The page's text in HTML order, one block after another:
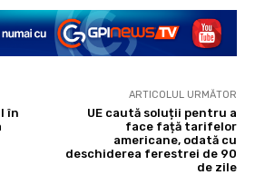
în
ARTICOLUL URMĂTOR
UE caută soluții pentru a
face față tarifelor
americane, odată cu
deschiderea ferestrei de 90
de zile